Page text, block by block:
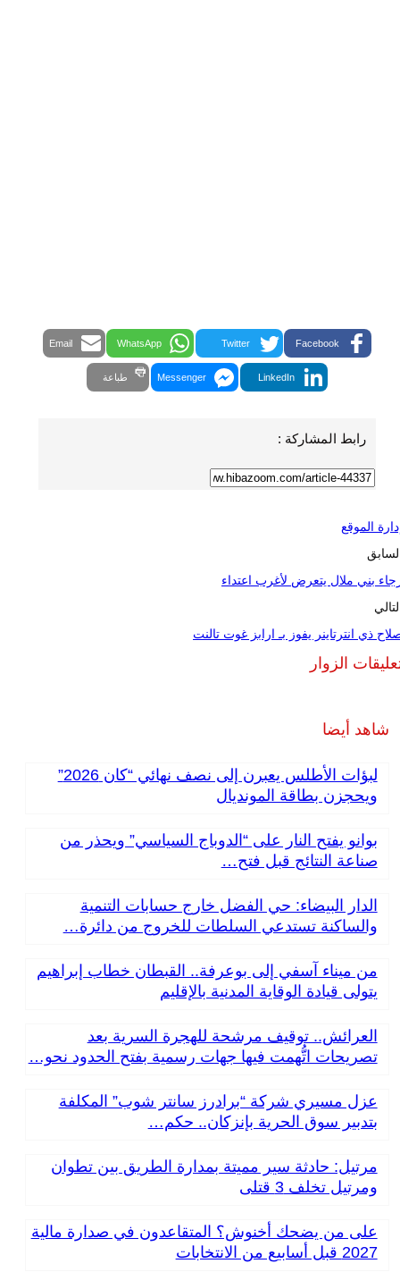
Facebook
Twitter
WhatsApp
Email
LinkedIn
Messenger طباعة
رابط المشاركة :
الموقع
بني ملال يتعرض لأغرب اعتداء
ذي انترتاينر يفوز بـ ارابز غوت تالنت
الزوار
شاهد أيضا
لبؤات الأطلس يعبرن إلى نصف نهائي “كان 2026”
ويحجزن بطاقة المونديال
بوانو يفتح النار على “الدوباج السياسي” ويحذر من
صناعة النتائج قبل فتح…
الدار البيضاء: حي الفضل خارج حسابات التنمية
والساكنة تستدعي السلطات للخروج من دائرة…
من ميناء آسفي إلى بوعرفة.. القبطان خطاب إبراهيم
يتولى قيادة الوقاية المدنية بالإقليم
العرائش.. توقيف مرشحة للهجرة السرية بعد
تصريحات اتُّهمت فيها جهات رسمية بفتح الحدود نحو…
عزل مسيري شركة “برادرز سانتر شوب” المكلفة
بتدبير سوق الحرية بإنزكان.. حكم…
مرتيل: حادثة سير مميتة بمدارة الطريق بين تطوان
ومرتيل تخلف 3 قتلى
على من يضحك أخنوش؟ المتقاعدون في صدارة مالية
2027 قبل أسابيع من الانتخابات